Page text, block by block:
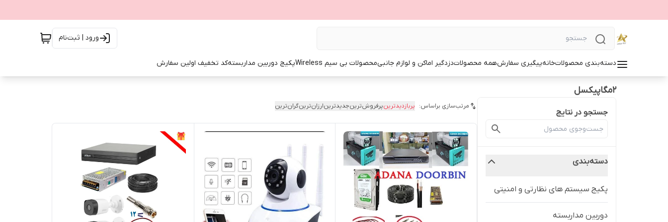
ورود | ثبت‌نام
دسته‌بندی محصولاتخانهپیگیری سفارشهمه محصولاتدزدگیر اماکن و لوازم جانبیمحصولات بی سیم Wireless پکیج دوربین مداربستهکد تخفیف اولین سفارش
2مگاپیکسل
جستجو در نتایج
دسته‌بندی
پکیج سیستم های نظارتی و امنیتی
دوربین مداربسته
مرتب‌سازی براساس: پربازدیدترینپرفروش‌ترینجدیدترینارزان‌ترینگران‌ترین